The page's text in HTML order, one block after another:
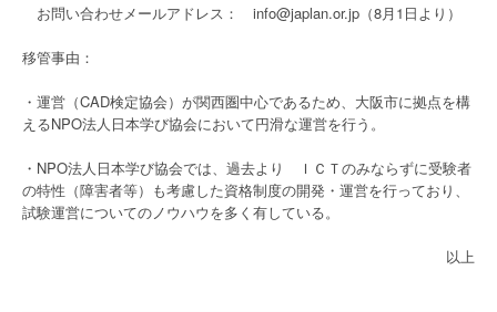
お問い合わせメールアドレス： info@japlan.or.jp（8月1日より）
移管事由：
・運営（CAD検定協会）が関西圏中心であるため、大阪市に拠点を構
えるNPO法人日本学び協会において円滑な運営を行う。
・NPO法人日本学び協会では、過去より ＩＣＴのみならずに受験者
の特性（障害者等）も考慮した資格制度の開発・運営を行っており、
試験運営についてのノウハウを多く有している。
以上